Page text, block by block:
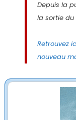
Depuis la
la sortie du
Retrouvez
nouveau